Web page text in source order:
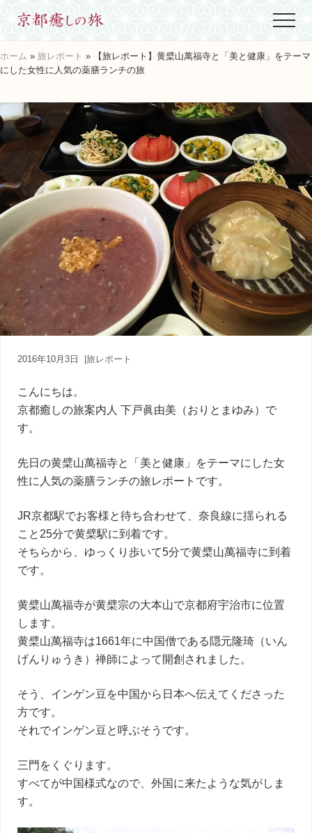
main
content
primary
sidebar
footer
世
界
に
た
た
ひ
と
つ、
都
生
ま
れ
京
都
ち
の
案
内
人
あ
寄
り
癒
し
Menu
ホーム » 旅レポート » 【旅レポート】黄檗山萬福寺と「美と健康」をテーマ
にした女性に人気の薬膳ランチの旅
2016年10月3日 旅レポート
こんにちは。
京都癒しの旅案内人 下戸眞由美（おりとまゆみ）で
す。
先日の黄檗山萬福寺と「美と健康」をテーマにした女
性に人気の薬膳ランチの旅レポートです。
JR京都駅でお客様と待ち合わせて、奈良線に揺られる
こと25分で黄檗駅に到着です。
そちらから、ゆっくり歩いて5分で黄檗山萬福寺に到着
です。
黄檗山萬福寺が黄檗宗の大本山で京都府宇治市に位置
します。
黄檗山萬福寺は1661年に中国僧である隠元隆琦（いん
げんりゅうき）禅師によって開創されました。
そう、インゲン豆を中国から日本へ伝えてくださった
方です。
それでインゲン豆と呼ぶそうです。
三門をくぐります。
すべてが中国様式なので、外国に来たような気がしま
す。